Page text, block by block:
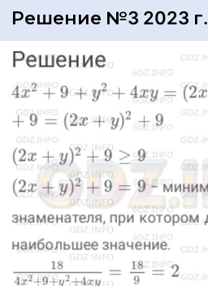
Решение №3 2023 г.